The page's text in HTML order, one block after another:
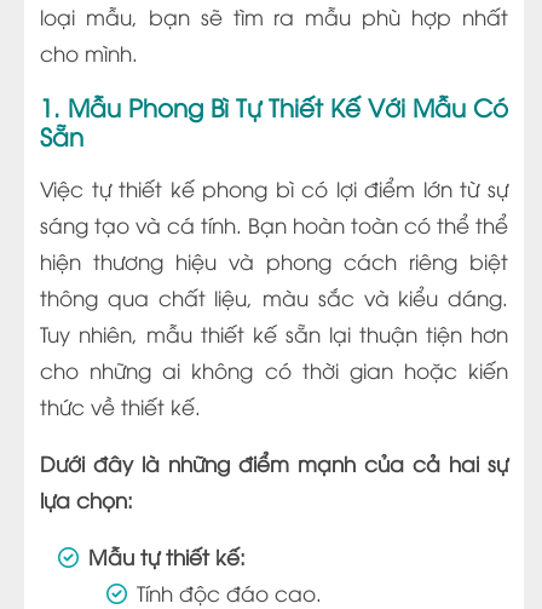
loại mẫu, bạn sẽ tìm ra mẫu phù hợp nhất
cho mình.
1. Mẫu Phong Bì Tự Thiết Kế Với Mẫu Có
Sẵn
Việc tự thiết kế phong bì có lợi điểm lớn từ sự
sáng tạo và cá tính. Bạn hoàn toàn có thể thể
hiện thương hiệu và phong cách riêng biệt
thông qua chất liệu, màu sắc và kiểu dáng.
Tuy nhiên, mẫu thiết kế sẵn lại thuận tiện hơn
cho những ai không có thời gian hoặc kiến
thức về thiết kế.
Dưới đây là những điểm mạnh của cả hai sự
lựa chọn:
Mẫu tự thiết kế:
Tính độc đáo cao.